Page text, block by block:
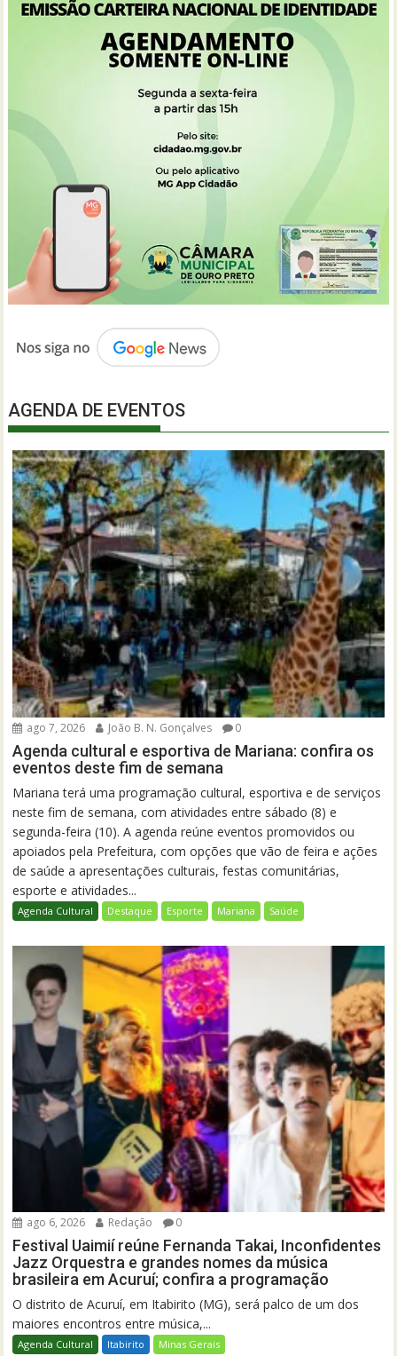
AGENDA DE EVENTOS
ago 7, 2026 João B. N. Gonçalves 0
Agenda cultural e esportiva de Mariana: confira os
eventos deste fim de semana
Mariana terá uma programação cultural, esportiva e de serviços
neste fim de semana, com atividades entre sábado (8) e
segunda-feira (10). A agenda reúne eventos promovidos ou
apoiados pela Prefeitura, com opções que vão de feira e ações
de saúde a apresentações culturais, festas comunitárias,
esporte e atividades...
Agenda Cultural Destaque Esporte Mariana Saúde
ago 6, 2026 Redação 0
Festival Uaimií reúne Fernanda Takai, Inconfidentes
Jazz Orquestra e grandes nomes da música
brasileira em Acuruí; confira a programação
O distrito de Acuruí, em Itabirito (MG), será palco de um dos
maiores encontros entre música,...
Agenda Cultural Itabirito Minas Gerais